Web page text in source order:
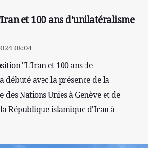
et 100 ans d'unilatéralisme
08:04
"L'Iran et 100 ans de
avec la présence de la
Nations Unies à Genève et de
République islamique d'Iran à